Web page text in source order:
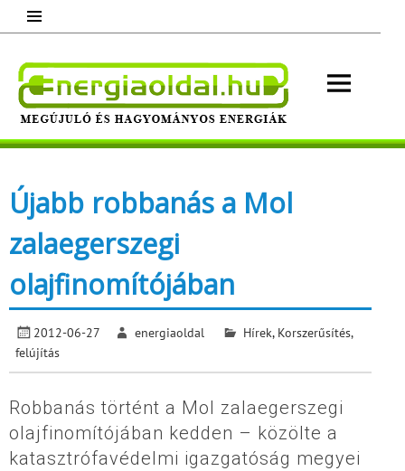
content
Megújuló és hagyományos energiák.
Újabb robbanás a Mol
zalaegerszegi
olajfinomítójában
2012-06-27 energiaoldal Hírek, Korszerűsítés,
felújítás
Robbanás történt a Mol zalaegerszegi
olajfinomítójában kedden – közölte a
katasztrófavédelmi igazgatóság megyei